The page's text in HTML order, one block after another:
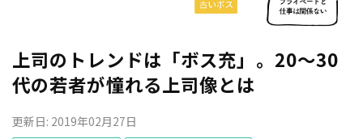
上司のトレンドは「ボス充」。20～30
代の若者が憧れる上司像とは
更新日: 2019年02月27日